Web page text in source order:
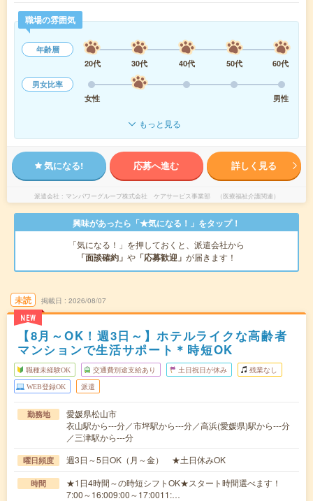
職場の雰囲気
年齢層
20代
30代 40代 50代
60代
男女比率
女性
男性
もっと見る
気になる! 応募へ進む 詳しく見る
派遣会社 マンパワーグループ株式会社 ケアサービス事業部 （医療福祉介護関連）
興味があったら「★気になる！」をタップ！
「気になる！」を押しておくと、派遣会社から
「面談確約」 や 「応募歓迎」 が届きます！
未読
NEW
掲載日 2026/08/07
【8月～OK！週3日～】ホテルライクな高齢者
マンションで生活サポート＊時短OK
職種未経験OK 交通費別途支給あり 土日祝日が休み 残業なし
WEB登録OK 派遣
勤務地
愛媛県松山市
衣山駅から---分／市坪駅から---分／高浜(愛媛県)駅から---分
／三津駅から---分
曜日頻度 週3日～5日OK（月～金） ★土日休みOK
時間
★1日4時間～の時短シフトOK★スタート時間選べます！
7:00～16:009:00～17:0011:…